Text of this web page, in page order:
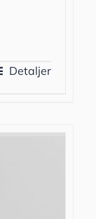
Detaljer